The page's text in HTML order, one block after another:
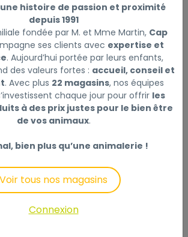
(offerte dès
13
Prix au kg : 59.73 €
+
-
Ajouter au panier
un avis
vétérinaire aux propriétés
une histoire de passion et proximité
depuis 1991
fondée par M. et Mme Martin, Cap
ses clients avec expertise et
. Aujourd’hui portée par leurs enfants,
des valeurs fortes : accueil, conseil et
. Avec plus 22 magasins, nos équipes
chaque jour pour offrir les
à des prix justes pour le bien être
de vos animaux.
bien plus qu’une animalerie !
Voir tous nos magasins
Connexion